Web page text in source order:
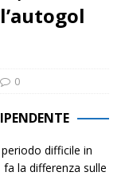
0
difficile in
la differenza sulle